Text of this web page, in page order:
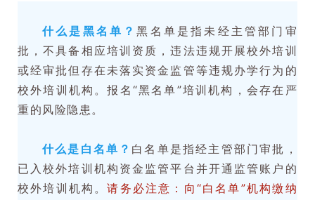
什么是黑名单？黑名单是指未经主管部门审
批，不具备相应培训资质，违法违规开展校外培训
或经审批但存在未落实资金监管等违规办学行为的
校外培训机构。报名“黑名单”培训机构，会存在严
重的风险隐患。
什么是白名单？ 白名单是指经主管部门审批，
已入校外培训机构资金监管平台并开通监管账户的
校外培训机构。请务必注意：向“白名单”机构缴纳